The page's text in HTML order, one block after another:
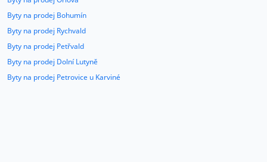
Byty na prodej Bohumín
Byty na prodej Rychvald
Byty na prodej Petřvald
Byty na prodej Dolní Lutyně
Byty na prodej Petrovice u Karviné